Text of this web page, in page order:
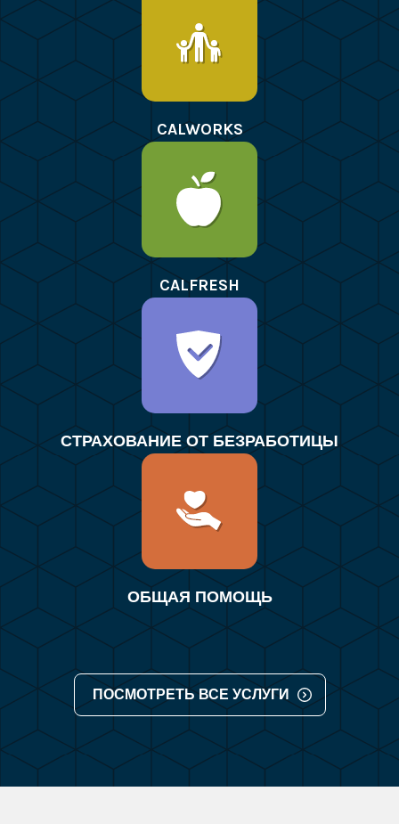
CALWORKS
CALFRESH
СТРАХОВАНИЕ ОТ БЕЗРАБОТИЦЫ
ОБЩАЯ ПОМОЩЬ
ПОСМОТРЕТЬ ВСЕ УСЛУГИ